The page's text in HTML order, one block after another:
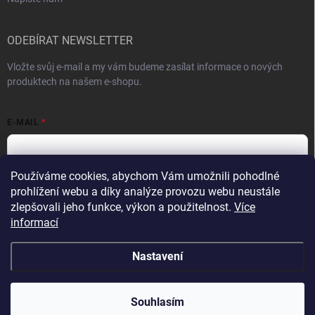
Používáme cookies, abychom Vám umožnili pohodlné
prohlížení webu a díky analýze provozu webu neustále
zlepšovali jeho funkce, výkon a použitelnost. Více
informací
Nastavení
Souhlasím
ODEBÍRAT NEWSLETTER
Vložte svůj e-mail a my vám budeme zasílat informace o nových
produktech na našem e-shopu.
E-MAIL
Vložením e-mailu souhlasíte spodmínkami ochrany osobních údajů
Přihlásit se
Vytvořil Shoptet
Copyright 2026VykurTo.cz. Všechna práva vyhrazena.